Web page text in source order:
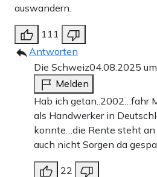
auswandern.
111
Antworten
Die Schweiz04.08.2025
Melden
Hab ich getan..2002…fahr
als Handwerker in
konnte…die Rente steht an
auch nicht Sorgen da
22